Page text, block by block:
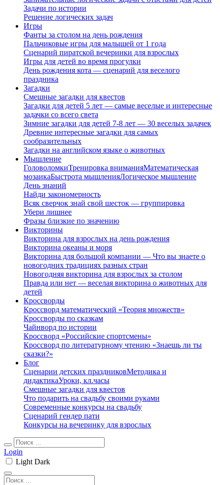
Задачи по истории
Решение логических задач
Игры
Фанты за столом на день рождения
Пальчиковые игры для малышей от 1 года
Сценарий пиратской вечеринки для взрослых
Игры для детей во время прогулки
День рождения кота — сценарий для веселого
праздника
Загадки
Смешные загадки для квестов
Загадки для детей 5 лет — самые веселые и интересные
задачки со всего света
Зимние загадки для детей 7-8 лет — 30 веселых задачек
Древние интересные загадки для самых
сообразительных
Загадки на английском языке о животных
Мышление
ГоловоломкиТренировка вниманияМатематическая
мозаикаБыстрота мышленияЛогическое мышление
День знаний
Найди закономерность
Всяк сверчок знай свой шесток — группировка
Убери лишнее
Фразы близкие по значению
Викторины
Викторина для взрослых на день рождения
Викторина океаны и моря
Викторина для большой компании — Что вы знаете о
новогодних традициях разных стран
Новогодняя викторина для взрослых за столом
Правда или нет — веселая викторина о животных для
детей
Кроссворды
Кроссворд математический «Теория множеств»
Кроссворды по сказкам
Чайнворд по истории
Кроссворд «Российские спортсмены»
Кроссворд по литературному чтению «Знаешь ли ты
сказки?»
Блог
Сценарии детских праздниковМетодика и
дидактикаУроки, кл.часы
Смешные загадки для квестов
Что подарить на свадьбу своими руками
Современные конкурсы на свадьбу
Сценарий гендер пати
Конкурсы на вечеринку для взрослых
Login
Light Dark